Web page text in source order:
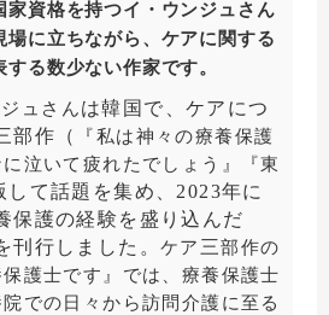
家資格を持つイ・ウンジュさん
場に立ちながら、ケアに関する
る数少ない作家です。
ュさんは韓国で、ケアにつ
部作（
『私は神々の療養保護
泣いて 疲れたでしょう 』『東
して話題を集め、2023年に
保護の経験を盛り込んだ
刊行しました。 ケア 三部作の
保護士です』では、療養保護士
での日々から訪問介護に至る